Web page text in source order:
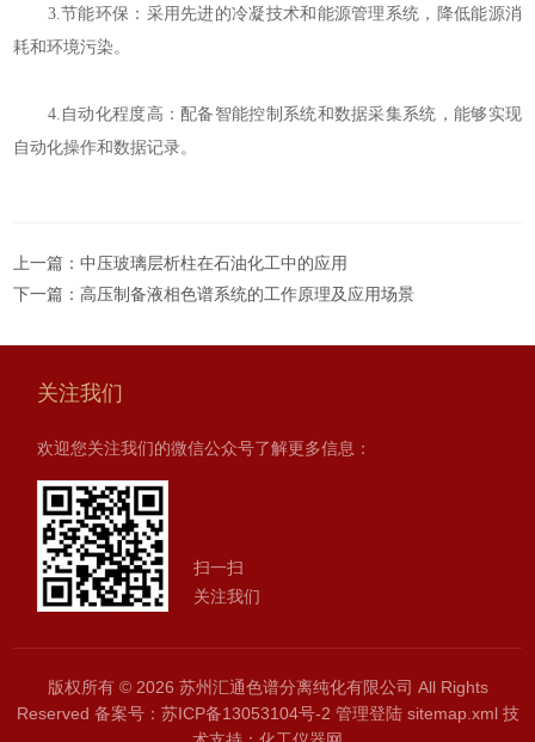
3.节能环保：采用先进的冷凝技术和能源管理系统，降低能源消
耗和环境污染。
4.自动化程度高：配备智能控制系统和数据采集系统，能够实现
自动化操作和数据记录。
上一篇：中压玻璃层析柱在石油化工中的应用
下一篇：高压制备液相色谱系统的工作原理及应用场景
关注我们
欢迎您关注我们的微信公众号了解更多信息：
扫一扫
关注我们
版权所有 © 2026 苏州汇通色谱分离纯化有限公司 All Rights
Reserved 备案号：苏ICP备13053104号-2 管理登陆 sitemap.xml技